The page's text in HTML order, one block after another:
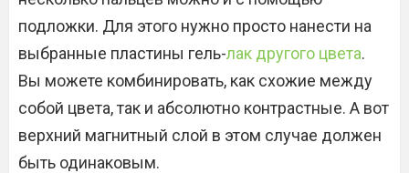
подложки. Для этого нужно просто нанести на
выбранные пластины гель-лак другого цвета.
Вы можете комбинировать, как схожие между
собой цвета, так и абсолютно контрастные. А вот
верхний магнитный слой в этом случае должен
быть одинаковым.